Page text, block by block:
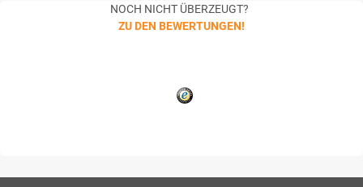
NOCH NICHT ÜBERZEUGT?
ZU DEN BEWERTUNGEN!